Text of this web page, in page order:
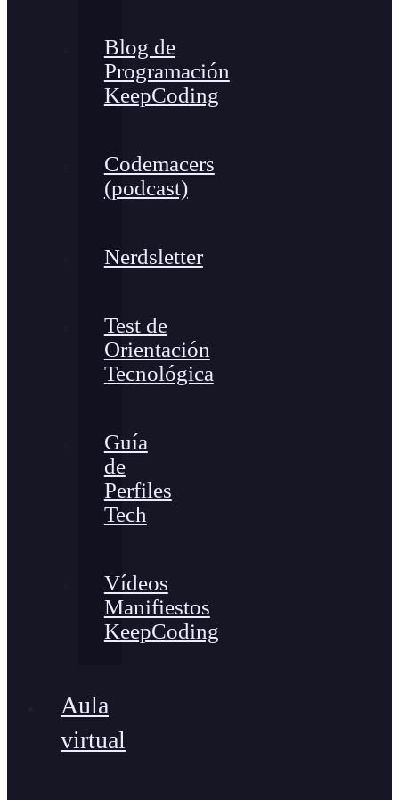
Blog de
Programación
KeepCoding
Codemacers
(podcast)
Nerdsletter
Test de
Orientación
Tecnológica
Guía
de
Perfiles
Tech
Vídeos
Manifiestos
KeepCoding
Aula
virtual